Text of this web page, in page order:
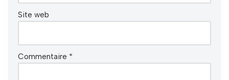
Site web
Commentaire *